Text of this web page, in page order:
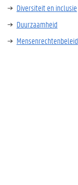
Diversiteit en inclusie
Duurzaamheid
Mensenrechtenbeleid